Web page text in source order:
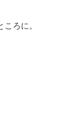
ろに。